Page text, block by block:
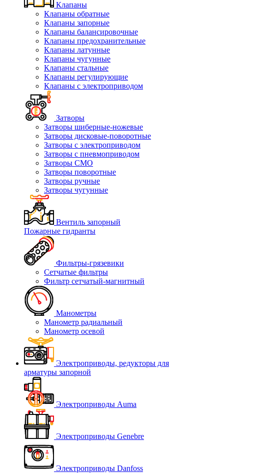
Клапаны
Клапаны обратные
Клапаны запорные
Клапаны балансировочные
Клапаны предохранительные
Клапаны латунные
Клапаны чугунные
Клапаны стальные
Клапаны регулирующие
Клапаны с электроприводом
Затворы
Затворы шиберные-ножевые
Затворы дисковые-поворотные
Затворы с электроприводом
Затворы с пневмоприводом
Затворы СМО
Затворы поворотные
Затворы ручные
Затворы чугунные
Вентиль запорный
Пожарные гидранты
Фильтры-грязевики
Сетчатые фильтры
Фильтр сетчатый-магнитный
Манометры
Манометр радиальный
Манометр осевой
Электроприводы, редукторы для
арматуры запорной
Электроприводы Auma
Электроприводы Genebre
Электроприводы Danfoss